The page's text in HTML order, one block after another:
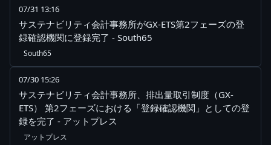
07/31 13:16
サステナビリティ会計事務所がGX-ETS第2フェーズの登
録確認機関に登録完了 - South65
South65
07/30 15:26
サステナビリティ会計事務所、排出量取引制度（GX-
ETS） 第2フェーズにおける「登録確認機関」としての登
録を完了 - アットプレス
アットプレス